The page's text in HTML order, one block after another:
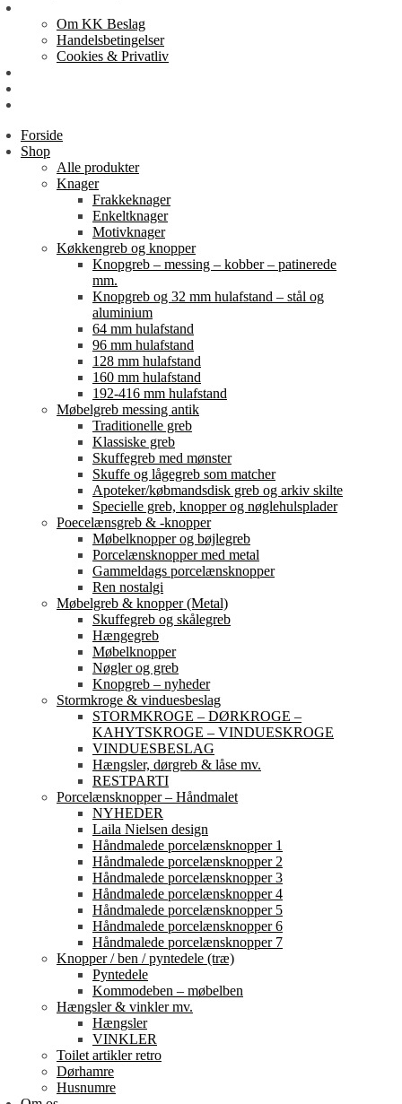
Om KK Beslag
Handelsbetingelser
Cookies & Privatliv
Forside
Shop
Alle produkter
Knager
Frakkeknager
Enkeltknager
Motivknager
Køkkengreb og knopper
Knopgreb – messing – kobber – patinerede
mm.
Knopgreb og 32 mm hulafstand – stål og
aluminium
64 mm hulafstand
96 mm hulafstand
128 mm hulafstand
160 mm hulafstand
192-416 mm hulafstand
Møbelgreb messing antik
Traditionelle greb
Klassiske greb
Skuffegreb med mønster
Skuffe og lågegreb som matcher
Apoteker/købmandsdisk greb og arkiv skilte
Specielle greb, knopper og nøglehulsplader
Poecelænsgreb & -knopper
Møbelknopper og bøjlegreb
Porcelænsknopper med metal
Gammeldags porcelænsknopper
Ren nostalgi
Møbelgreb & knopper (Metal)
Skuffegreb og skålegreb
Hængegreb
Møbelknopper
Nøgler og greb
Knopgreb – nyheder
Stormkroge & vinduesbeslag
STORMKROGE – DØRKROGE –
KAHYTSKROGE – VINDUESKROGE
VINDUESBESLAG
Hængsler, dørgreb & låse mv.
RESTPARTI
Porcelænsknopper – Håndmalet
NYHEDER
Laila Nielsen design
Håndmalede porcelænsknopper 1
Håndmalede porcelænsknopper 2
Håndmalede porcelænsknopper 3
Håndmalede porcelænsknopper 4
Håndmalede porcelænsknopper 5
Håndmalede porcelænsknopper 6
Håndmalede porcelænsknopper 7
Knopper / ben / pyntedele (træ)
Pyntedele
Kommodeben – møbelben
Hængsler & vinkler mv.
Hængsler
VINKLER
Toilet artikler retro
Dørhamre
Husnumre